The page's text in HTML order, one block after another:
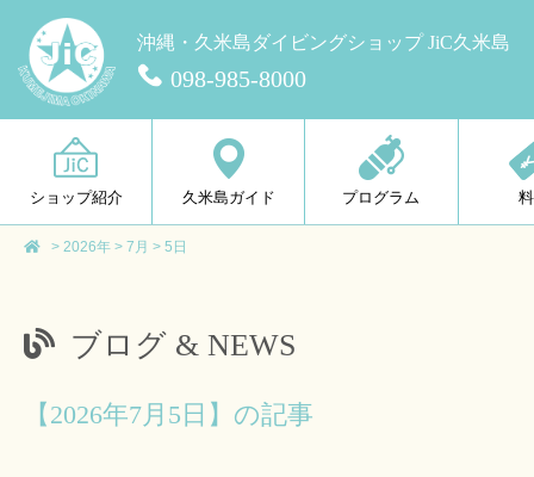
沖縄・久米島ダイビングショップ JiC久米島
098-985-8000
ショップ紹介 久米島ガイド プログラム
> 2026年 > 7月 > 5日
ブログ & NEWS
【2026年7月5日】の記事